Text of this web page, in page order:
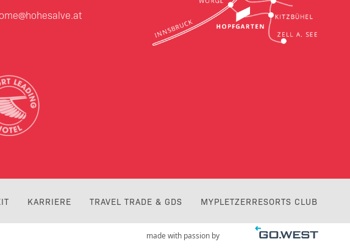
KARRIERE TRAVEL TRADE & GDS MYPLETZERRESORTS CLUB
made with passion by